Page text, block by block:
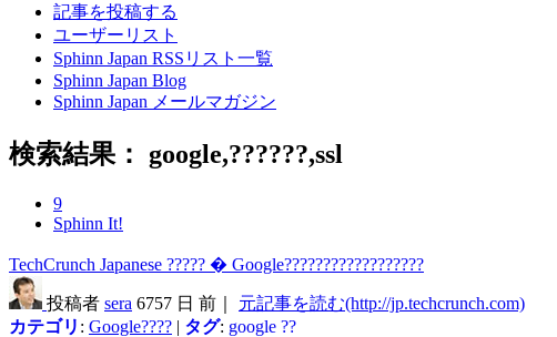
記事を投稿する
ユーザーリスト
Sphinn Japan RSSリスト一覧
Sphinn Japan Blog
Sphinn Japan メールマガジン
検索結果： google,??????,ssl
9
Sphinn It!
TechCrunch Japanese ????? � Google??????????????????
投稿者 sera 6757 日 前｜
元記事を読む(http://jp.techcrunch.com)
カテゴリ : Google???? | タグ: google ??